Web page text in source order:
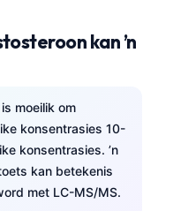
kan ’n
moeilik om
konsentrasies 10-
konsentrasies. ’n
kan betekenis
met LC-MS/MS.